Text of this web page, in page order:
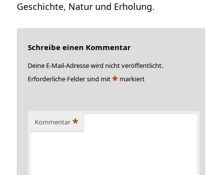
Geschichte, Natur und Erholung.
Schreibe einen Kommentar
Deine E-Mail-Adresse wird nicht veröffentlicht.
Erforderliche Felder sind mit* markiert
Kommentar *